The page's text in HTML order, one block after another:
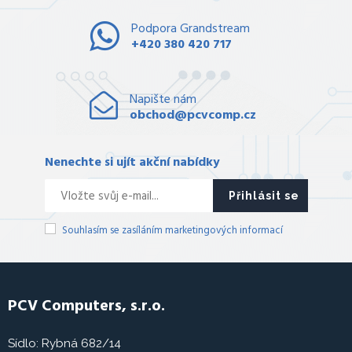
Podpora Grandstream
+420 380 420 717
Napište nám
obchod@pcvcomp.cz
Nenechte si ujít akční nabídky
Přihlásit se
Souhlasím se zasíláním marketingových informací
PCV Computers, s.r.o.
Sídlo: Rybná 682/14